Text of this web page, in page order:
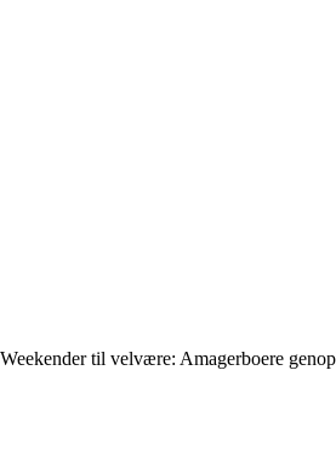
Weekender til velvære: Amagerboere